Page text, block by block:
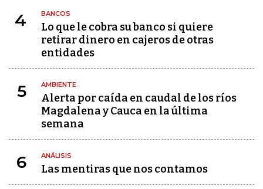
4 BANCOS
Lo que le cobra su banco si quiere
retirar dinero en cajeros de otras
entidades
5 AMBIENTE
Alerta por caída en caudal de los ríos
Magdalena y Cauca en la última
semana
6 ANÁLISIS
Las mentiras que nos contamos